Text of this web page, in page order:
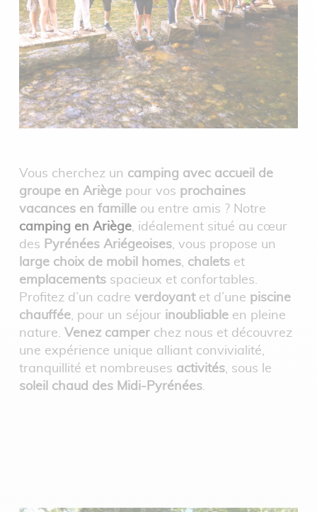
Vous cherchez un camping avec accueil de
groupe en Ariègepour vos prochaines
vacances en familleou entre amis ? Notre
camping en Ariège, idéalement situé au cœur
des Pyrénées Ariégeoises, vous propose un
large choix de mobil homes, chaletset
emplacementsspacieux et confortables.
Profitez d’un cadre verdoyantet d’une piscine
chauffée, pour un séjour inoubliableen pleine
nature. Venez camperchez nous et découvrez
une expérience unique alliant convivialité,
tranquillité et nombreuses activités, sous le
soleil chaud des Midi-Pyrénées.